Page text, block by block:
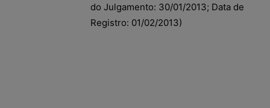
do Julgamento: 30/01/2013; Data de
Registro: 01/02/2013)